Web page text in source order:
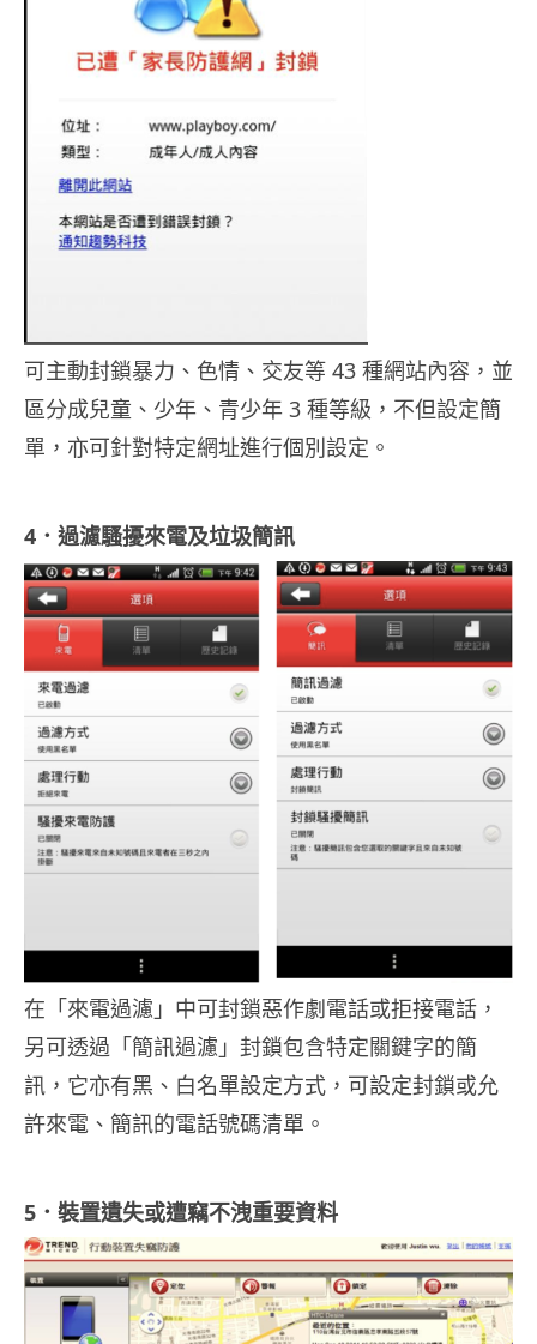
可主動封鎖暴力、色情、交友等 43 種網站內容，並
區分成兒童、少年、青少年 3 種等級，不但設定簡
單，亦可針對特定網址進行個別設定。
4．過濾騷擾來電及垃圾簡訊
在「來電過濾」中可封鎖惡作劇電話或拒接電話，
另可透過「簡訊過濾」封鎖包含特定關鍵字的簡
訊，它亦有黑、白名單設定方式，可設定封鎖或允
許來電、簡訊的電話號碼清單。
5．裝置遺失或遭竊不洩重要資料